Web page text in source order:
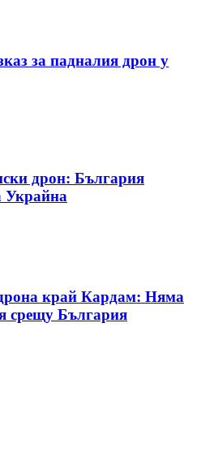
за падналия дрон у
дрон: България
Украйна
край Кардам: Няма
срещу България